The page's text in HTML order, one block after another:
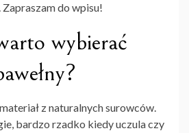
do wpisu!
wybierać
z naturalnych surowców.
bardzo rzadko kiedy uczula czy